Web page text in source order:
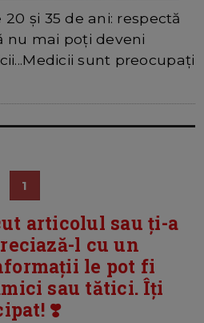
și 35 de ani: respectă
nu mai poți deveni
sunt preocupați
1
articolul sau ți-a
l cu un
le pot fi
sau tătici. Îți
❣️